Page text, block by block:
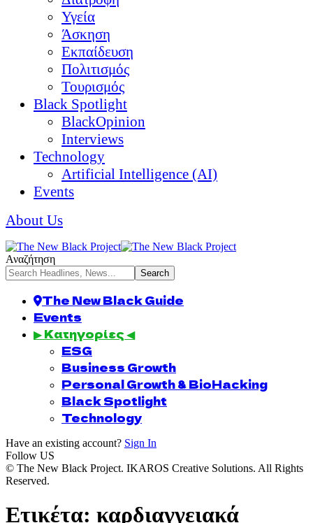
Υγεία
Άσκηση
Εκπαίδευση
Πολιτισμός
Τουρισμός
Black Spotlight
BlackOpinion
Interviews
Technology
Artificial Intelligence (AI)
Events
About Us
Αναζήτηση
The New Black Guide
Events
▶ Κατηγορίες ◀
ESG
Business Growth
Personal Growth & BioHacking
Black Spotlight
Technology
Have an existing account? Sign In
Follow US
© The New Black Project. IKAROS Creative Solutions. All Rights
Reserved.
Ετικέτα: καρδιαγγειακά